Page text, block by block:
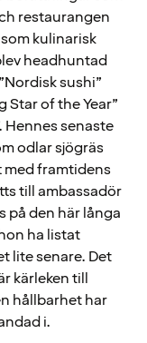
restaurangen
kulinarisk
headhuntad
sushi”
Star of the Year”
Hennes senaste
odlar sjögräs
med framtidens
till ambassadör
på den här långa
ha listat
lite senare. Det
kärleken till
hållbarhet har
i.